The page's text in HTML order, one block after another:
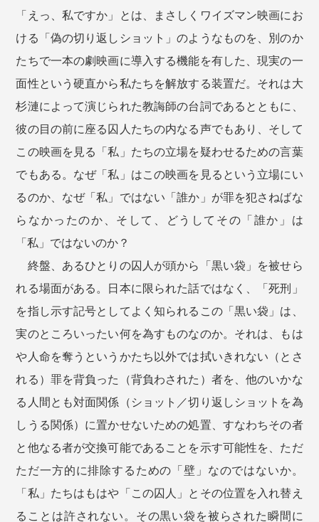
「えっ、私ですか」とは、まさしくワイズマン映画にお
ける「偽の切り返しショット」のようなものを、別のか
たちで一本の劇映画に導入する機能を有した、現実の一
面性という硬直から私たちを解放する装置だ。それは大
杉漣によって演じられた教誨師の台詞であるとともに、
彼の目の前に座る囚人たちの内なる声でもあり、そして
この映画を見る「私」たちの立場を疑わせるための言葉
でもある。なぜ「私」はこの映画を見るという立場にい
るのか、なぜ「私」ではない「誰か」が罪を犯さねばな
らなかったのか、そして、どうしてその「誰か」は
「私」ではないのか？
終盤、あるひとりの囚人が頭から「黒い袋」を被せら
れる場面がある。日本に限られた話ではなく、「死刑」
を指し示す記号としてよく知られるこの「黒い袋」は、
実のところいったい何を為すものなのか。それは、もは
や人命を奪うというかたち以外では拭いきれない（とさ
れる）罪を背負った（背負わされた）者を、他のいかな
る人間とも対面関係（ショット／切り返しショットを為
しうる関係）に置かせないための処置、すなわちその者
と他なる者が交換可能であることを示す可能性を、ただ
ただ一方的に排除するための「壁」なのではないか。
「私」たちはもはや「この囚人」とその位置を入れ替え
ることは許されない。その黒い袋を被らされた瞬間に